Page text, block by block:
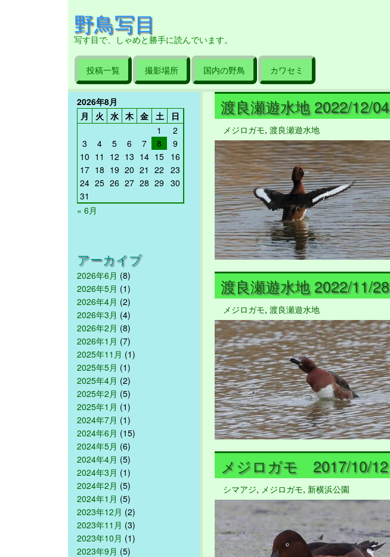
野鳥写目
写す目で、しゃめと勝手に読んでいます。
投稿一覧 撮影場所 国内の野鳥 カワセミ
2026年8月
月
火 水 木 金 土
日
1
2
3
4 5 6 7 8
9
10 11 12 13 14 15 16
17 18 19 20 21 22 23
24 25 26 27 28 29 30
31
« 6月
アーカイブ
2026年6月 (8)
2026年5月 (1)
2026年4月 (2)
2026年3月 (4)
2026年2月 (8)
2026年1月 (7)
2025年11月 (1)
2025年5月 (1)
2025年4月 (2)
2025年2月 (5)
2025年1月 (1)
2024年7月 (1)
2024年6月 (15)
2024年5月 (6)
2024年4月 (5)
2024年3月 (1)
2024年2月 (5)
2024年1月 (5)
2023年12月 (2)
2023年11月 (3)
2023年10月 (1)
2023年9月 (5)
渡良瀬遊水地 2022/12/04
メジロガモ, 渡良瀬遊水地
渡良瀬遊水地 2022/11/28
メジロガモ, 渡良瀬遊水地
メジロガモ 2017/10/12
シマアジ, メジロガモ, 新横浜公園